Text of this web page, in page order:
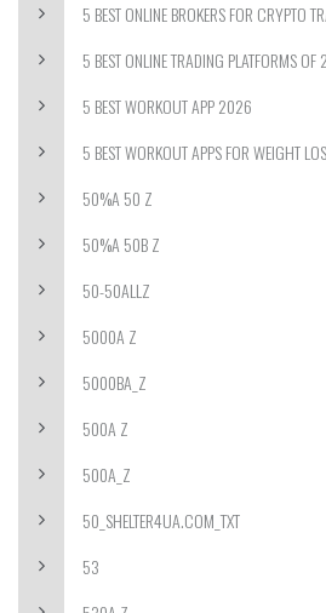
5 BEST ONLINE BROKERS FOR CRYPTO
5 BEST ONLINE TRADING PLATFORMS
5 BEST WORKOUT APP 2026
5 BEST WORKOUT APPS FOR WEIGHT
50%A 50 Z
50%A 50B Z
50-50ALLZ
5000A Z
5000BA_Z
500A Z
500A_Z
50_SHELTER4UA.COM_TXT
53